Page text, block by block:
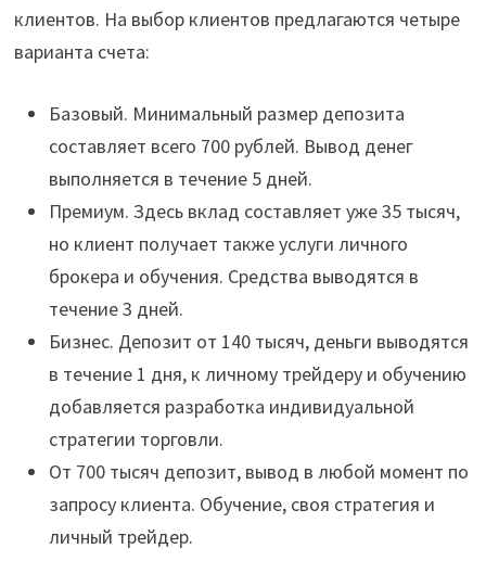
клиентов. На выбор клиентов предлагаются четыре
варианта счета:
Базовый. Минимальный размер депозита
составляет всего 700 рублей. Вывод денег
выполняется в течение 5 дней.
Премиум. Здесь вклад составляет уже 35 тысяч,
но клиент получает также услуги личного
брокера и обучения. Средства выводятся в
течение 3 дней.
Бизнес. Депозит от 140 тысяч, деньги выводятся
в течение 1 дня, к личному трейдеру и обучению
добавляется разработка индивидуальной
стратегии торговли.
От 700 тысяч депозит, вывод в любой момент по
запросу клиента. Обучение, своя стратегия и
личный трейдер.